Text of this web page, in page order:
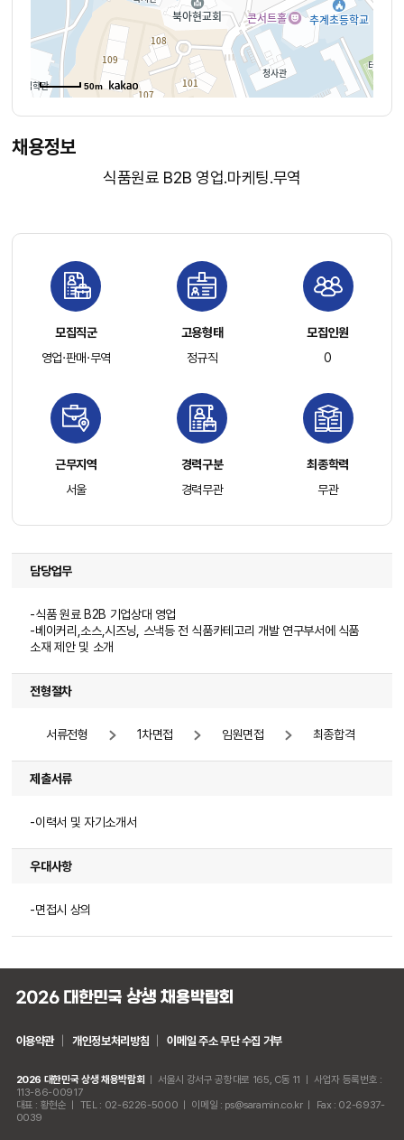
50m
채용정보
식품원료 B2B 영업.마케팅.무역
모집직군
영업·판매·무역
고용형태
정규직
모집인원
0
근무지역
서울
경력구분
경력무관
최종학력
무관
담당업무
-식품 원료 B2B 기업상대 영업
-베이커리,소스,시즈닝, 스낵등 전 식품카테고리 개발 연구부서에 식품
소재 제안 및 소개
전형절차
서류전형 1차면접 임원면접 최종합격
제출서류
-이력서 및 자기소개서
우대사항
-면접시 상의
이용약관 개인정보처리방침 이메일 주소 무단 수집 거부
2026 대한민국 상생 채용박람회 ㅣ서울시 강서구 공항대로 165, C동 11 ㅣ사업자 등록번호 :
113-86-00917
대표 : 황현순 ㅣ TEL : 02-6226-5000 ㅣ 이메일 : ps@saramin.co.krㅣ
Fax : 02-6937-
0039